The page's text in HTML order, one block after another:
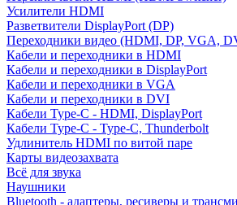
Усилители HDMI
Разветвители DisplayPort (DP)
Переходники видео (HDMI, DP, VGA,
Кабели и переходники в HDMI
Кабели и переходники в DisplayPort
Кабели и переходники в VGA
Кабели и переходники в DVI
Кабели Type-C - HDMI, DisplayPort
Кабели Type-C - Type-C, Thunderbolt
Удлинитель HDMI по витой паре
Карты видеозахвата
Всё для звука
Наушники
Bluetooth - адаптеры, ресиверы и